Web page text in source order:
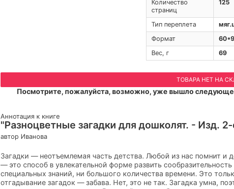
Количество
страниц
125
Тип переплета
Формат
Вес, г
69
ТОВАРА НЕТ НА
Посмотрите, пожалуйста, возможно, уже вышло
Аннотация к книге
"Разноцветные загадки для дошколят. - Изд.
автор Иванова
Загадки — неотъемлемая часть детства. Любой из нас помнит и
— это способ в увлекательной форме развить
специальных знаний, ни большого количества времени. Это
отгадывание загадок — забава. Нет, это не так. Загадка умна,